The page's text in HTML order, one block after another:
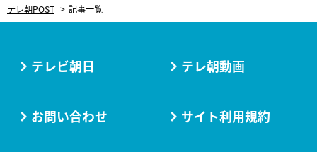
テレ朝POST 記事一覧
テレビ朝日 テレ朝動画
お問い合わせ サイト利用規約